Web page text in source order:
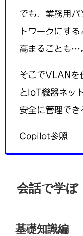
でも、業務用
トワークにす
高まることも…
そこでVLANを
とIoT機器ネッ
安全に管理でき
Copilot参照
会話で学ぼ
基礎知識編